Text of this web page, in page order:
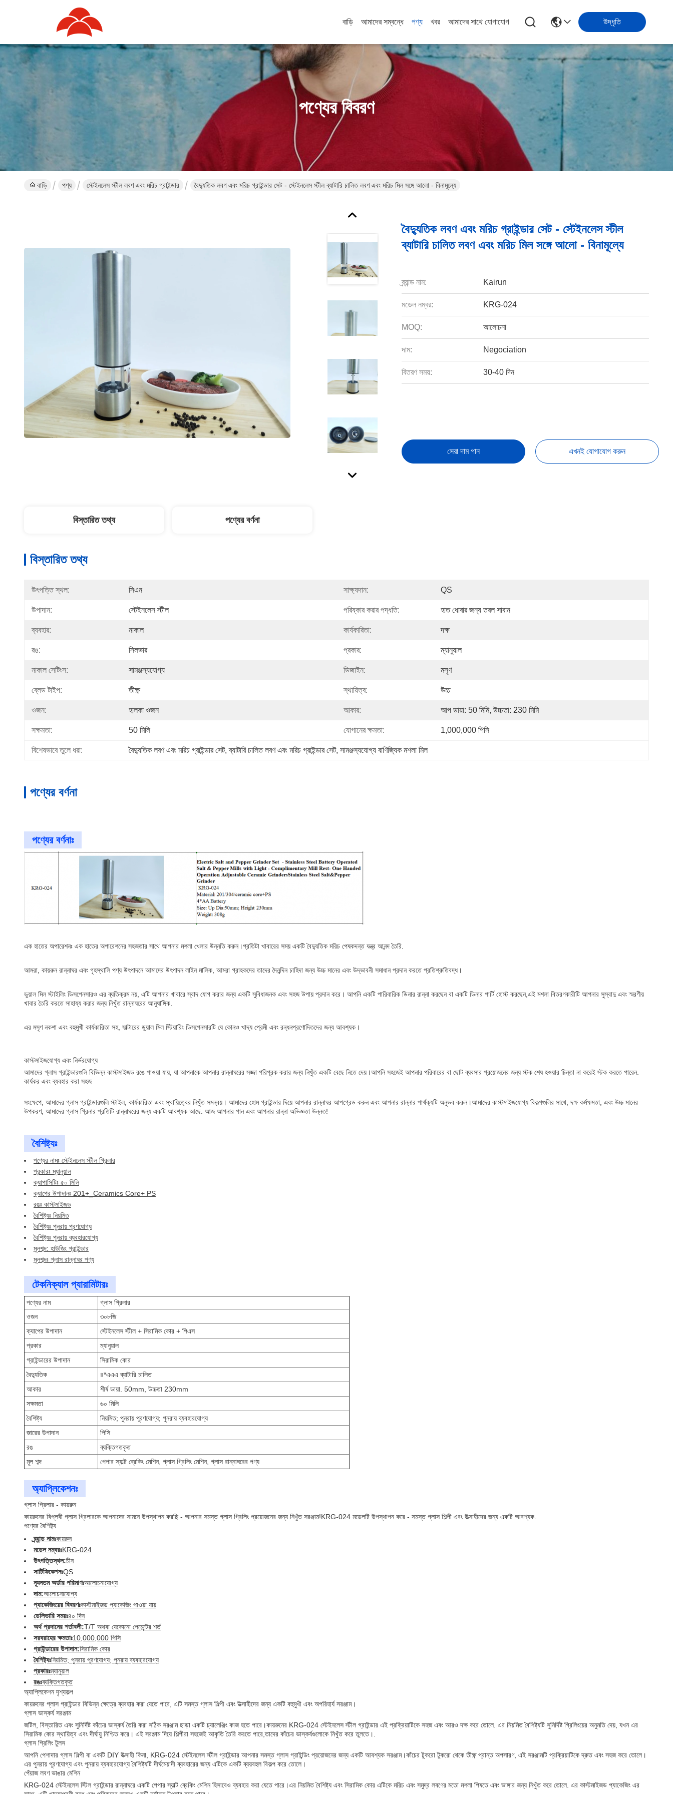
বাড়ি আমাদের সম্বন্ধে পণ্য খবর আমাদের সাথে যোগাযোগ উদ্ধৃতি
পণ্যের বিবরণ
বাড়ি পণ্য স্টেইনলেস স্টীল লবণ এবং মরিচ গ্রাইন্ডার বৈদ্যুতিক লবণ এবং মরিচ গ্রাইন্ডার সেট - স্টেইনলেস স্টীল ব্যাটারি চালিত লবণ এবং মরিচ মিল সঙ্গে আলো - বিনামূল্যে
বৈদ্যুতিক লবণ এবং মরিচ গ্রাইন্ডার সেট - স্টেইনলেস স্টীল
ব্যাটারি চালিত লবণ এবং মরিচ মিল সঙ্গে আলো - বিনামূল্যে
ব্র্যান্ড নাম: Kairun
মডেল নম্বর: KRG-024
MOQ: আলোচনা
দাম: Negociation
বিতরণ সময়: 30-40 দিন
সেরা দাম পান এখনই যোগাযোগ করুন
বিস্তারিত তথ্য পণ্যের বর্ণনা
বিস্তারিত তথ্য
উৎপত্তি স্থল: সিএন সাক্ষ্যদান: QS
উপাদান: স্টেইনলেস স্টীল পরিষ্কার করার পদ্ধতি: হাত ধোবার জন্য তরল সাবান
ব্যবহার: নাকাল কার্যকারিতা: দক্ষ
রঙ: সিলভার প্রকার: ম্যানুয়াল
নাকাল সেটিংস: সামঞ্জস্যযোগ্য ডিজাইন: মসৃণ
ব্লেড টাইপ: তীক্ষ্ণ স্থায়িত্ব: উচ্চ
ওজন: হালকা ওজন আকার: আপ ডায়া: 50 মিমি, উচ্চতা: 230 মিমি
সক্ষমতা: 50 মিলি যোগানের ক্ষমতা: 1,000,000 পিসি
বিশেষভাবে তুলে ধরা: বৈদ্যুতিক লবণ এবং মরিচ গ্রাইন্ডার সেট, ব্যাটারি চালিত লবণ এবং মরিচ গ্রাইন্ডার সেট, সামঞ্জস্যযোগ্য বাণিজ্যিক মশলা মিল
পণ্যের বর্ণনা
পণ্যের বর্ণনাঃ
এক হাতের অপারেশনঃ এক হাতের অপারেশনের সহজতার সাথে আপনার মশলা খেলার উন্নতি করুন।প্রতিটা খাবারের সময় একটি বৈদ্যুতিক মরিচ পেষকদন্ত যন্ত্র আনন্দ তৈরি.
আমরা, কায়রুন রান্নাঘর এবং গৃহস্থালি পণ্য উৎপাদনে আমাদের উৎপাদন লাইন মালিক, আমরা গ্রাহকদের তাদের দৈনন্দিন চাহিদা জন্য উচ্চ মানের এবং উদ্ভাবনী সমাধান প্রদান করতে প্রতিশ্রুতিবদ্ধ।
ডুয়াল মিল স্টাইলিং ডিসপেনসারও এর ব্যতিক্রম নয়, এটি আপনার খাবারে স্বাদ যোগ করার জন্য একটি সুবিধাজনক এবং সহজ উপায় প্রদান করে। আপনি একটি পারিবারিক ডিনার রান্না করছেন বা একটি ডিনার পার্টি হোস্ট করছেন,এই মশলা বিতরণকারীটি আপনার সুস্বাদু এবং স্মরণীয়
খাবার তৈরি করতে সাহায্য করার জন্য নিখুঁত রান্নাঘরের আনুষাঙ্গিক.
এর মসৃণ নকশা এবং বহুমুখী কার্যকারিতা সহ, সাল্টারের ডুয়াল মিল স্টিয়ারিং ডিসপেনসারটি যে কোনও খাদ্য প্রেমী এবং রন্ধনপ্রণোদিতদের জন্য আবশ্যক।
কাস্টমাইজযোগ্য এবং নির্ভরযোগ্য
আমাদের গ্লাস গ্রাইন্ডারগুলি বিভিন্ন কাস্টমাইজড রঙে পাওয়া যায়, যা আপনাকে আপনার রান্নাঘরের সজ্জা পরিপূরক করার জন্য নিখুঁত একটি বেছে নিতে দেয়।আপনি সহজেই আপনার পরিবারের বা ছোট ব্যবসার প্রয়োজনের জন্য স্টক শেষ হওয়ার চিন্তা না করেই স্টক করতে পারেন.
কার্যকর এবং ব্যবহার করা সহজ
সংক্ষেপে, আমাদের গ্লাস গ্রাইন্ডারগুলি স্টাইল, কার্যকারিতা এবং স্থায়িত্বের নিখুঁত সমন্বয়। আমাদের হোম গ্রাইন্ডার দিয়ে আপনার রান্নাঘর আপগ্রেড করুন এবং আপনার রান্নার পার্থক্যটি অনুভব করুন।আমাদের কাস্টমাইজযোগ্য বিকল্পগুলির সাথে, দক্ষ কর্মক্ষমতা, এবং উচ্চ মানের
উপকরণ, আমাদের গ্লাস গ্রিনার প্রতিটি রান্নাঘরের জন্য একটি আবশ্যক আছে. আজ আপনার পান এবং আপনার রান্না অভিজ্ঞতা উন্নত!
বৈশিষ্ট্যঃ
পণ্যের নামঃ স্টেইনলেস স্টীল গ্রিলার
প্রকারঃ ম্যানুয়াল
ক্যাপাসিটিঃ ৫০ মিলি
ক্যাপের উপাদানঃ 201+_Ceramics Core+ PS
রঙঃ কাস্টমাইজড
বৈশিষ্ট্যঃ নিয়মিত
বৈশিষ্ট্যঃ পুনরায় পূরণযোগ্য
বৈশিষ্ট্যঃ পুনরায় ব্যবহারযোগ্য
মূলশব্দ: হাউজিং গ্রাইন্ডার
মূলশব্দঃ গ্লাস রান্নাঘর পণ্য
টেকনিক্যাল প্যারামিটারঃ
পণ্যের নাম
গ্লাস গ্রিলার
ওজন
৩০৮জি
ক্যাপের উপাদান
স্টেইনলেস স্টীল + সিরামিক কোর + পিএস
প্রকার
ম্যানুয়াল
গ্রাইন্ডারের উপাদান
সিরামিক কোর
বৈদ্যুতিক
৪*এএএ ব্যাটারি চালিত
আকার
শীর্ষ ডায়া. 50mm, উচ্চতা 230mm
সক্ষমতা
৬০ মিলি
বৈশিষ্ট্য
নিয়মিত; পুনরায় পূরণযোগ্য; পুনরায় ব্যবহারযোগ্য
জারের উপাদান
পিসি
রঙ
ব্যক্তিগতকৃত
মূল শব্দ
পেপার স্যাল্ট ব্রেকিং মেশিন, গ্লাস গ্রিলিং মেশিন, গ্লাস রান্নাঘরের পণ্য
অ্যাপ্লিকেশনঃ
গ্লাস গ্রিলার - কায়রুন
কায়রুনের বিপ্লবী গ্লাস গ্রিলারকে আপনাদের সামনে উপস্থাপন করছি - আপনার সমস্ত গ্লাস গ্রিলিং প্রয়োজনের জন্য নিখুঁত সরঞ্জাম!KRG-024 মডেলটি উপস্থাপন করে - সমস্ত গ্লাস শিল্পী এবং উত্সাহীদের জন্য একটি আবশ্যক.
পণ্যের বৈশিষ্ট্য
ব্র্যান্ড নামঃকায়রুন
মডেল নম্বরঃKRG-024
উৎপত্তিস্থল:চীন
সার্টিফিকেশনঃQS
ন্যূনতম অর্ডার পরিমাণঃআলোচনাযোগ্য
দাম:আলোচনাযোগ্য
প্যাকেজিংয়ের বিবরণঃকাস্টমাইজড প্যাকেজিং পাওয়া যায়
ডেলিভারি সময়ঃ৪০ দিন
অর্থ প্রদানের শর্তাবলী:T/T অথবা যেকোনো পেমেন্টের শর্ত
সরবরাহের ক্ষমতাঃ10,000,000 পিসি
গ্রাইন্ডারের উপাদান:সিরামিক কোর
বৈশিষ্ট্যঃনিয়মিত; পুনরায় পূরণযোগ্য; পুনরায় ব্যবহারযোগ্য
প্রকারঃম্যানুয়াল
রঙঃব্যক্তিগতকৃত
অ্যাপ্লিকেশন দৃশ্যকল্প
কায়রুনের গ্লাস গ্রাইন্ডার বিভিন্ন ক্ষেত্রে ব্যবহার করা যেতে পারে, এটি সমস্ত গ্লাস শিল্পী এবং উত্সাহীদের জন্য একটি বহুমুখী এবং অপরিহার্য সরঞ্জাম।
গ্লাস ভাস্কর্য সরঞ্জাম
জটিল, বিস্তারিত এবং সুনির্দিষ্ট কাঁচের ভাস্কর্য তৈরি করা সঠিক সরঞ্জাম ছাড়া একটি চ্যালেঞ্জিং কাজ হতে পারে।কায়রুনের KRG-024 স্টেইনলেস স্টীল গ্রাইন্ডার এই প্রক্রিয়াটিকে সহজ এবং আরও দক্ষ করে তোলে. এর নিয়মিত বৈশিষ্ট্যটি সুনির্দিষ্ট গ্রিলিংয়ের অনুমতি দেয়, যখন এর
সিরামিক কোর স্থায়িত্ব এবং দীর্ঘায়ু নিশ্চিত করে। এই সরঞ্জাম দিয়ে শিল্পীরা সহজেই আকৃতি তৈরি করতে পারে,তাদের কাঁচের ভাস্কর্যগুলোকে নিখুঁত করে তুলতে।.
গ্লাস গ্রিলিং টুলস
আপনি পেশাদার গ্লাস শিল্পী বা একটি DIY উত্সাহী কিনা, KRG-024 স্টেইনলেস স্টীল গ্রাইন্ডার আপনার সমস্ত গ্লাস গ্রাইন্ডিং প্রয়োজনের জন্য একটি আবশ্যক সরঞ্জাম।কাঁচের টুকরো টুকরো থেকে তীক্ষ্ণ প্রান্ত অপসারণ, এই সরঞ্জামটি প্রক্রিয়াটিকে দ্রুত এবং সহজ করে তোলে।
এর পুনরায় পূরণযোগ্য এবং পুনরায় ব্যবহারযোগ্য বৈশিষ্ট্যটি দীর্ঘমেয়াদী ব্যবহারের জন্য এটিকে একটি ব্যয়বহুল বিকল্প করে তোলে।
পেঁয়াজ লবণ ভাঙার মেশিন
KRG-024 স্টেইনলেস স্টিল গ্রাইন্ডার রান্নাঘরে একটি পেপার স্যাল্ট ব্রেকিং মেশিন হিসাবেও ব্যবহার করা যেতে পারে।এর নিয়মিত বৈশিষ্ট্য এবং সিরামিক কোর এটিকে মরিচ এবং সমুদ্র লবণের মতো মশলা পিষতে এবং ভাঙ্গার জন্য নিখুঁত করে তোলে. এর কাস্টমাইজড প্যাকেজিং এর